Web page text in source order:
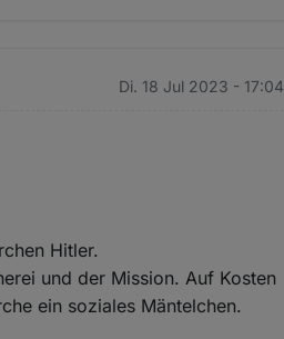
Di. 18 Jul 2023 - 17:04
Hitler.
und der Mission. Auf Kosten
ein soziales Mäntelchen.